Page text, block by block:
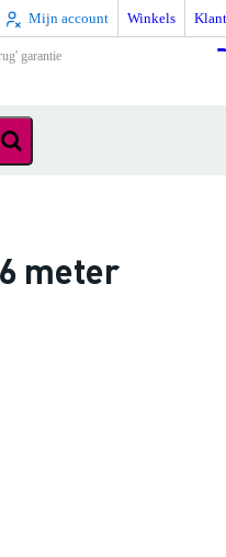
Mijn account Winkels
garantie
meter